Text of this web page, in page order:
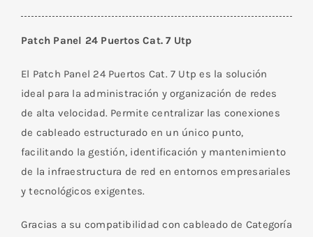
Puertos
Cat.
Utp
cantidad
Patch Panel 24 Puertos Cat. 7 Utp
El Patch Panel 24 Puertos Cat. 7 Utp es la solución
ideal para la administración y organización de redes
de alta velocidad. Permite centralizar las conexiones
de cableado estructurado en un único punto,
facilitando la gestión, identificación y mantenimiento
de la infraestructura de red en entornos empresariales
y tecnológicos exigentes.
Gracias a su compatibilidad con cableado de Categoría